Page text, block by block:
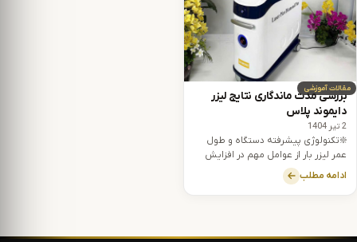
مقالات آموزشی
بررسی مدت ماندگاری نتایج لیزر
دایموند پلاس
2 تیر 1404
❇️تکنولوژی پیشرفته دستگاه و طول
عمر لیزر بار از عوامل مهم در افزایش
مدت ماندگاری نتایج لیزر دایموند
پلاس هستند.
ادامه مطلب